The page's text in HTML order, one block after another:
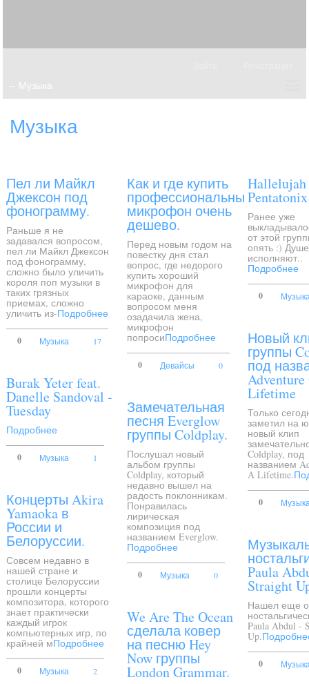
Музыка
Пел ли Майкл
Джексон под
фонограмму.
Раньше я не
задавался вопросом,
пел ли Майкл Джексон
под фонограмму,
сложно было уличить
короля поп музыки в
таких грязных
приемах, сложно
уличить из-Подробнее
0 Музыка 17
Burak Yeter feat.
Danelle Sandoval -
Tuesday
Подробнее
0 Музыка 1
Концерты Akira
Yamaoka в
России и
Белоруссии.
Совсем недавно в
нашей стране и
столице Белоруссии
прошли концерты
композитора, которого
знает практически
каждый игрок
компьютерных игр, по
крайней мПодробнее
0 Музыка 2
Как и где купить
профессиональный
микрофон очень
дешево.
Перед новым годом на
повестку дня стал
вопрос, где недорого
купить хороший
микрофон для
караоке, данным
вопросом меня
озадачила жена,
микрофон
попросиПодробнее
0 Девайсы 0
Замечательная
песня Everglow
группы Coldplay.
Послушал новый
альбом группы
Coldplay, который
недавно вышел на
радость поклонникам.
Понравилась
лирическая
композиция под
названием Everglow.
Подробнее
0 Музыка 0
We Are The Ocean
сделала ковер
на песню Hey
Now группы
London Grammar.
Pentatonix
Ранее уже
от этой
опять :)
исполняют..
Подробнее
0
Новый
группы
под
Lifetime
Только
заметил на
новый клип
Coldplay, под
названием
A Lifetime.
0
Paula
Straight
Нашел еще
Paula Abdul -
Up.
0